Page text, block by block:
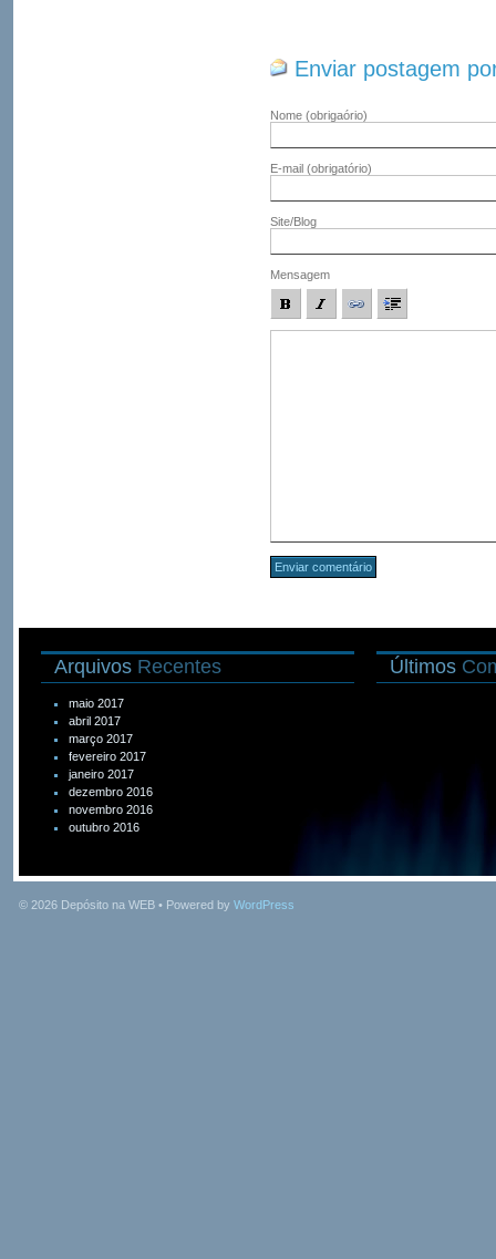
Enviar postagem
Nome (obrigaório)
E-mail (obrigatório)
Site/Blog
Mensagem
Arquivos Recentes
maio 2017
abril 2017
março 2017
fevereiro 2017
janeiro 2017
dezembro 2016
novembro 2016
outubro 2016
Últimos
© 2026 Depósito na WEB • Powered by WordPress